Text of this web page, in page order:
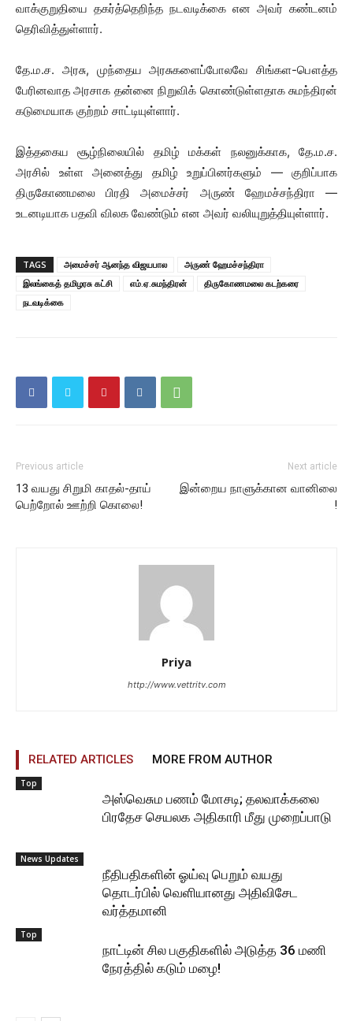
வாக்குறுதியை தகர்த்தெறிந்த நடவடிக்கை என அவர் கண்டனம்
தெரிவித்துள்ளார்.
தே.ம.ச. அரசு, முந்தைய அரசுகளைப்போலவே சிங்கள-பௌத்த
பேரினவாத அரசாக தன்னை நிறுவிக் கொண்டுள்ளதாக சுமந்திரன்
கடுமையாக குற்றம் சாட்டியுள்ளார்.
இத்தகைய சூழ்நிலையில் தமிழ் மக்கள் நலனுக்காக, தே.ம.ச.
அரசில் உள்ள அனைத்து தமிழ் உறுப்பினர்களும் — குறிப்பாக
திருகோணமலை பிரதி அமைச்சர் அருண் ஹேமச்சந்திரா —
உடனடியாக பதவி விலக வேண்டும் என அவர் வலியுறுத்தியுள்ளார்.
TAGS அமைச்சர் ஆனந்த விஜயபால
அருண் ஹேமச்சந்திரா
இலங்கைத் தமிழரசு கட்சி
எம்.ஏ.சுமந்திரன்
திருகோணமலை கடற்கரை
நடவடிக்கை
Previous article
13 வயது சிறுமி காதல்-தாய்
பெற்றோல் ஊற்றி கொலை!
Next article
இன்றைய நாளுக்கான வானிலை
!
Priya
http://www.vettritv.com
RELATED ARTICLES MORE FROM AUTHOR
Top
அஸ்வெசும பணம் மோசடி; தலவாக்கலை
பிரதேச செயலக அதிகாரி மீது முறைப்பாடு
News Updates
நீதிபதிகளின் ஓய்வு பெறும் வயது
தொடர்பில் வெளியானது அதிவிசேட
வர்த்தமானி
Top
நாட்டின் சில பகுதிகளில் அடுத்த 36 மணி
நேரத்தில் கடும் மழை!